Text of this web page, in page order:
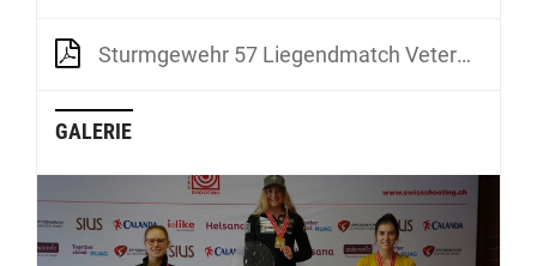
Sturmgewehr 57 Liegendmatch Veteranen
GALERIE